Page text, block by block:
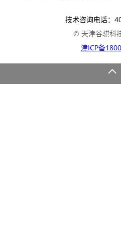
技术咨询电话：
© 天津谷骐科
津ICP备